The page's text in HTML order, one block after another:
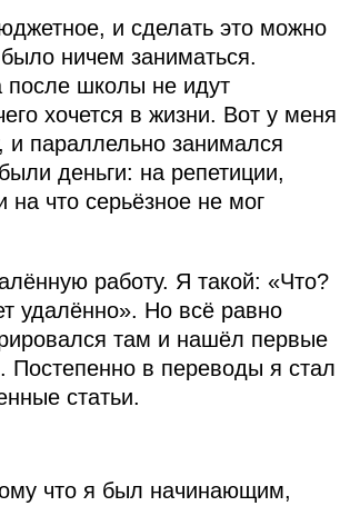
и сделать это можно
ничем заниматься.
после школы не идут
хочется в жизни. Вот у меня
и параллельно занимался
деньги: на репетиции,
на что серьёзное не мог
работу. Я такой: «Что?
удалённо». Но всё равно
там и нашёл первые
Постепенно в переводы я стал
статьи.
что я был начинающим,